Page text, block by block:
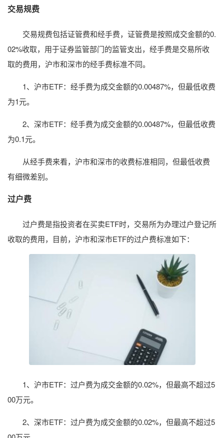
交易规费
交易规费包括证管费和经手费，证管费是按照成交金额的0.
02%收取，用于证券监管部门的监管支出，经手费是交易所收
取的费用，沪市和深市的经手费标准不同。
1、沪市ETF：经手费为成交金额的0.00487%，但最低收费
为1元。
2、深市ETF：经手费为成交金额的0.00487%，但最低收费
为0.1元。
从经手费来看，沪市和深市的收费标准相同，但最低收费
有细微差别。
过户费
过户费是指投资者在买卖ETF时，交易所为办理过户登记所
收取的费用，目前，沪市和深市ETF的过户费标准如下：
1、沪市ETF：过户费为成交金额的0.02%，但最高不超过5
00万元。
2、深市ETF：过户费为成交金额的0.02%，但最高不超过5